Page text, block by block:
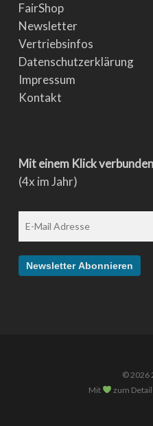
FairShop
Newsletter
Vertriebsinfos
Datenschutzerklärung
Impressum
Kontakt
Mit einem Klick
(4x im Jahr)
© 2026
Mit
zum